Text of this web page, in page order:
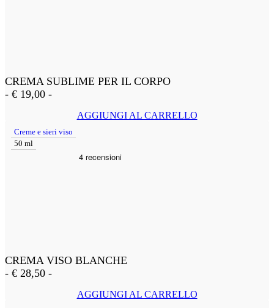
CREMA SUBLIME PER IL CORPO
- € 19,00 -
AGGIUNGI AL CARRELLO
Creme e sieri viso
50 ml
CREMA VISO BLANCHE
- € 28,50 -
AGGIUNGI AL CARRELLO